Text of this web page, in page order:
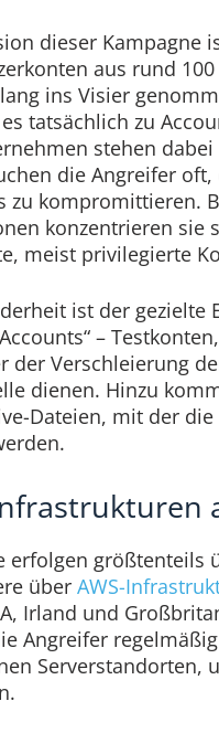
dieser Kampagne
aus rund
ins Visier
tatsächlich zu
stehen
die Angreifer
zu kompromittieren.
konzentrieren sie
meist privilegierte
ist der gezielte
–
der Verschleierung
dienen. Hinzu
Dateien, mit der
erfolgen größtenteils
über AWS-
Irland und
Angreifer
Serverstandorten,